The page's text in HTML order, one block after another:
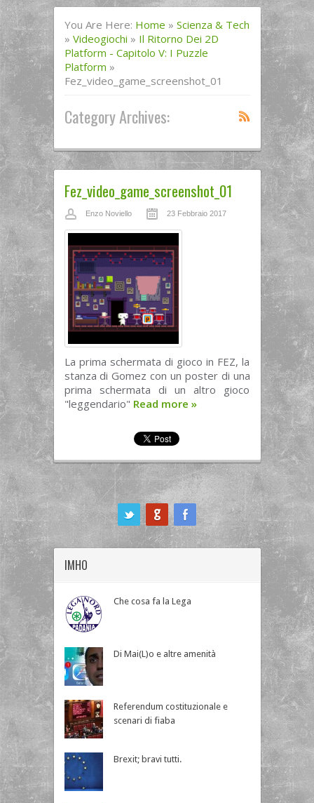
You Are Here: Home » Scienza & Tech
» Videogiochi » Il Ritorno Dei 2D
Platform - Capitolo V: I Puzzle
Platform »
Fez_video_game_screenshot_01
Category Archives:
Fez_video_game_screenshot_01
Enzo Noviello 23 Febbraio 2017
La prima schermata di gioco in FEZ, la
stanza di Gomez con un poster di una
prima schermata di un altro gioco
"leggendario" Read more »
IMHO
Che cosa fa la Lega
Di Mai(L)o e altre amenità
Referendum costituzionale e
scenari di fiaba
Brexit; bravi tutti.